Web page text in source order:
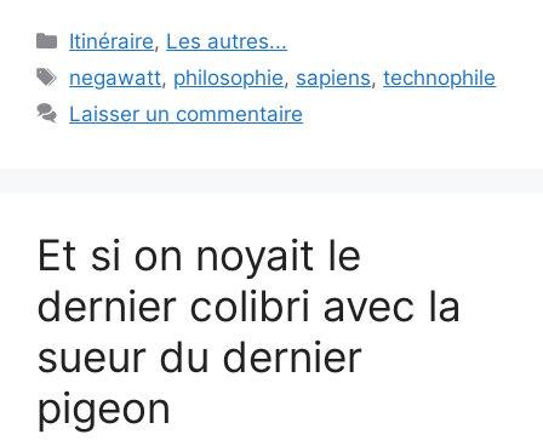
Catégories
Itinéraire, Les autres...
Étiquettes
negawatt, philosophie, sapiens,technophile
Laisser un commentaire
Et si on noyait le
dernier colibri avec la
sueur du dernier
pigeon